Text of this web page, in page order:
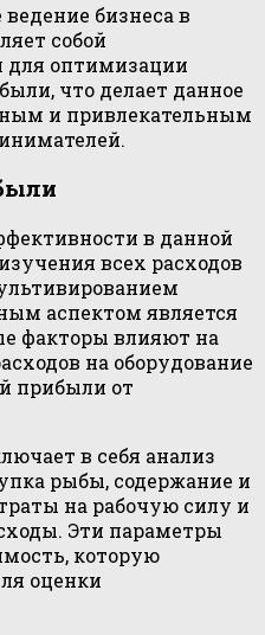
бизнеса в
собой
для оптимизации
что делает данное
и привлекательным
в данной
всех расходов
аспектом является
факторы влияют на
на оборудование
прибыли от
в себя анализ
рыбы, содержание и
на рабочую силу и
Эти параметры
которую
оценки